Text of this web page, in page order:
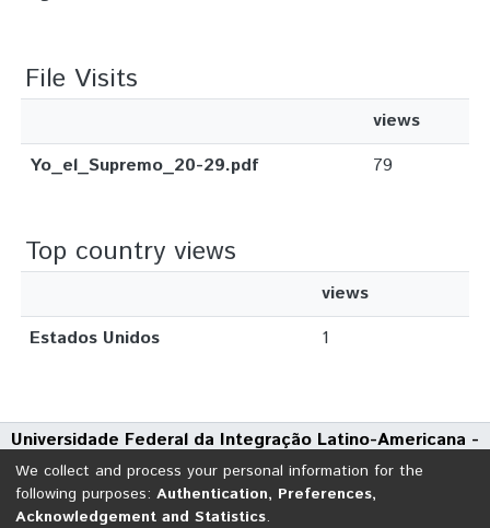
File Visits
views
Yo_el_Supremo_20-29.pdf
79
Top country views
views
Estados Unidos
1
Universidade Federal da Integração Latino-Americana -
UNILA
Avenida Tarquínio Joslin dos Santos, 1000 - Polo Universitário
CEP: 85870-650 | Foz do Iguaçu - Paraná
We collect and process your personal information for the
following purposes: Authentication, Preferences,
Acknowledgement and Statistics.